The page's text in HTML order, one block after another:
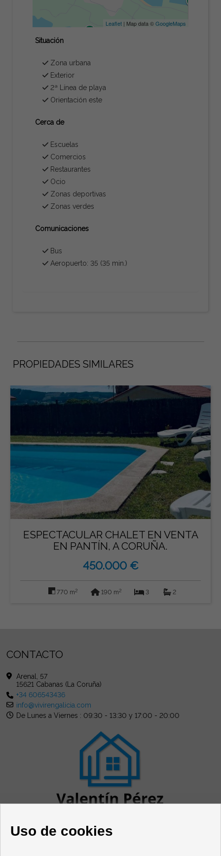
Leaflet| Map data ©GoogleMaps
Situación
Zona urbana
Exterior
2ª Línea de playa
Orientación este
Cerca de
Escuelas
Comercios
Restaurantes
Ocio
Zonas deportivas
Zonas verdes
Comunicaciones
Bus
Aeropuerto: 35 (35 min.)
PROPIEDADES SIMILARES
ESPECTACULAR CHALET EN VENTA
EN PANTÍN, A CORUÑA.
450.000 €
770 m2 190 m2 3 2
CONTACTO
Arenal, 57
15621 Cabanas (La Coruña)
+34 606543436
info@vivirengalicia.com
De Lunes a Viernes : 09:30 - 13:30 y 17:00 - 20:00
Uso de cookies